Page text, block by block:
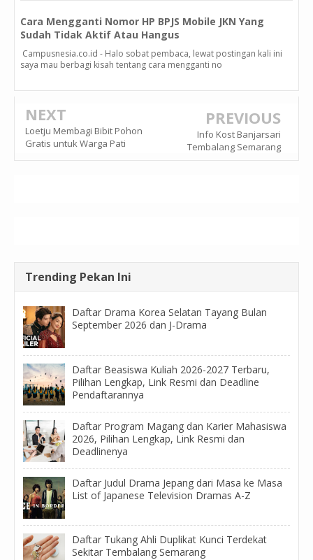
Cara Mengganti Nomor HP BPJS Mobile JKN Yang
Sudah Tidak Aktif Atau Hangus
Campusnesia.co.id - Halo sobat pembaca, lewat postingan kali ini
saya mau berbagi kisah tentang cara mengganti no
NEXT
Loetju Membagi Bibit Pohon
Gratis untuk Warga Pati
PREVIOUS
Info Kost Banjarsari
Tembalang Semarang
Trending Pekan Ini
Daftar Drama Korea Selatan Tayang Bulan
September 2026 dan J-Drama
Daftar Beasiswa Kuliah 2026-2027 Terbaru,
Pilihan Lengkap, Link Resmi dan Deadline
Pendaftarannya
Daftar Program Magang dan Karier Mahasiswa
2026, Pilihan Lengkap, Link Resmi dan
Deadlinenya
Daftar Judul Drama Jepang dari Masa ke Masa
List of Japanese Television Dramas A-Z
Daftar Tukang Ahli Duplikat Kunci Terdekat
Sekitar Tembalang Semarang